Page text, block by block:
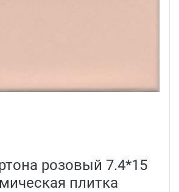
розовый 7.4*15
плитка